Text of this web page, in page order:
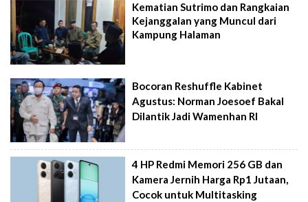
Kematian Sutrimo dan Rangkaian
Kejanggalan yang Muncul dari
Kampung Halaman
Bocoran Reshuffle Kabinet
Agustus: Norman Joesoef Bakal
Dilantik Jadi Wamenhan RI
4 HP Redmi Memori 256 GB dan
Kamera Jernih Harga Rp1 Jutaan,
Cocok untuk Multitasking